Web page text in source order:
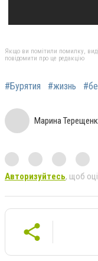
Якщо ви помітили помилку,
повідомити про це редакцію
#Бурятия #жизнь
Марина
Авторизуйтесь, щоб